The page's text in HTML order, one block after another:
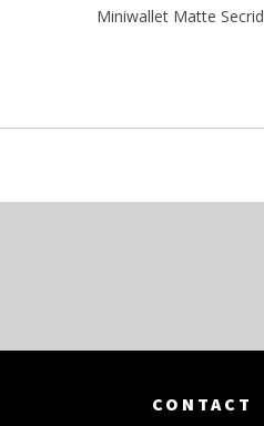
Miniwallet Matte Secrid
CONTACT